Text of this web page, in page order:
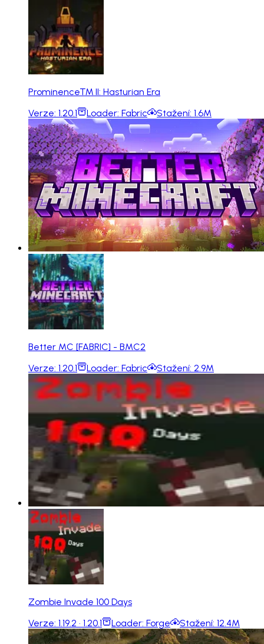
Prominence™ II: Hasturian Era
Verze: 1.20.1 Loader: Fabric Stažení: 1.6M
Better MC [FABRIC] - BMC2
Verze: 1.20.1 Loader: Fabric Stažení: 2.9M
Zombie Invade 100 Days
Verze: 1.19.2 · 1.20.1 Loader: Forge Stažení: 12.4M